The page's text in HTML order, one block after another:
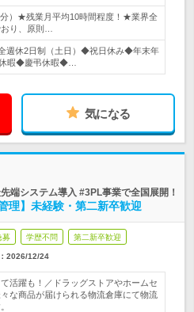
）★残業月平均10時間程度！★業界全
り、原則…
週休2日制（土日）◆祝日休み◆年末年
暇◆慶弔休暇◆…
気になる
端システム導入 #3PL事業で全国展開！
理】未経験・第二新卒歓迎
募 学歴不問 第二新卒歓迎
2026/12/24
活躍も！／ドラッグストアやホームセ
な商品が届けられる物流倉庫にて物流